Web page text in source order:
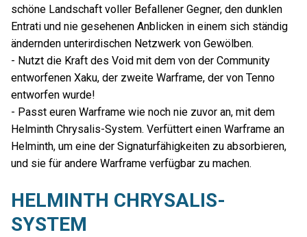
schöne Landschaft voller Befallener Gegner, den dunklen
Entrati und nie gesehenen Anblicken in einem sich ständig
ändernden unterirdischen Netzwerk von Gewölben.
- Nutzt die Kraft des Void mit dem von der Community
entworfenen Xaku, der zweite Warframe, der von Tenno
entworfen wurde!
- Passt euren Warframe wie noch nie zuvor an, mit dem
Helminth Chrysalis-System. Verfüttert einen Warframe an
Helminth, um eine der Signaturfähigkeiten zu absorbieren,
und sie für andere Warframe verfügbar zu machen.
HELMINTH CHRYSALIS-
SYSTEM